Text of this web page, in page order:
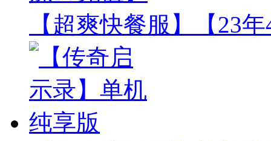
【超爽快餐服】【23